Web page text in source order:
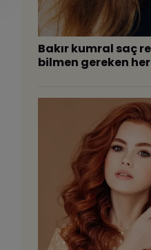
Bakır kumral saç
bilmen gereken